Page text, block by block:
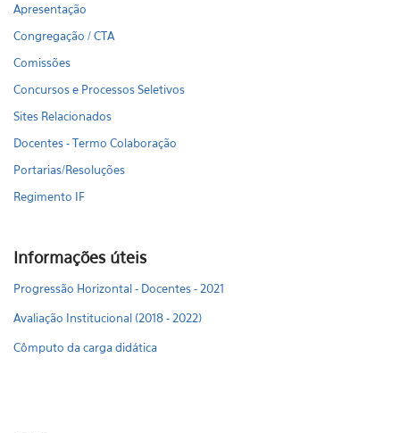
Apresentação
Congregação / CTA
Comissões
Concursos e Processos Seletivos
Sites Relacionados
Docentes - Termo Colaboração
Portarias/Resoluções
Regimento IF
Informações úteis
Progressão Horizontal - Docentes - 2021
Avaliação Institucional (2018 - 2022)
Cômputo da carga didática